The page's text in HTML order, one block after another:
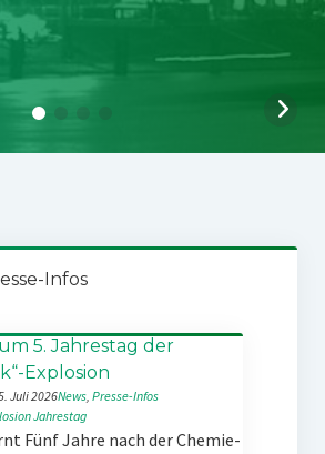
Infos
5. Jahrestag der
Explosion
Juli 2026News, Presse-Infos
Jahrestag
Fünf Jahre nach der Chemie-